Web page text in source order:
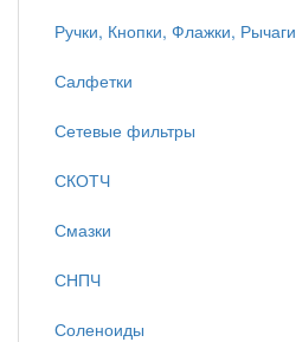
Ручки, Кнопки, Флажки, Рычаги
Салфетки
Сетевые фильтры
СКОТЧ
Смазки
СНПЧ
Соленоиды